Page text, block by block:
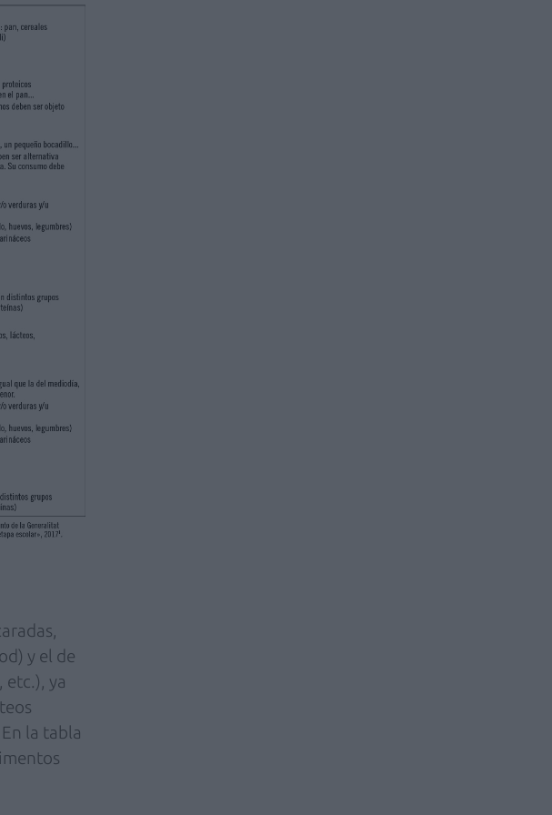
y el de
ya
la tabla